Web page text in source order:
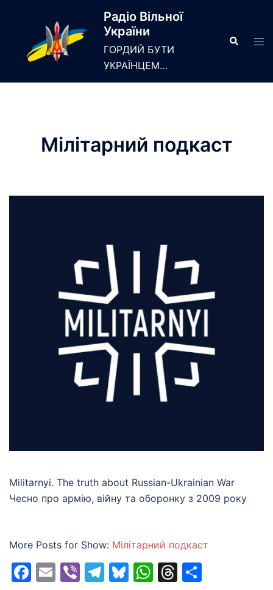
Радіо Вільної
України
ГОРДИЙ БУТИ
УКРАЇНЦЕМ…
Search
Мілітарний подкаст
Militarnyi. The truth about Russian-Ukrainian War
Чесно про армію, війну та оборонку з 2009 року
More Posts for Show: Мілітарний подкаст
Facebook
EmailViberTelegram
Bluesky
WhatsApp
Threads